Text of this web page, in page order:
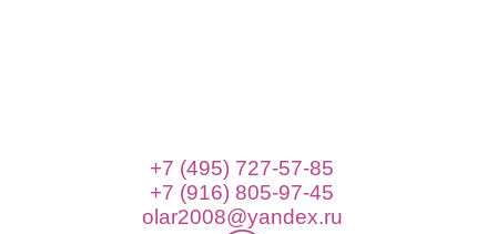
+7 (495) 727-57-85
+7 (916) 805-97-45
olar2008@yandex.ru